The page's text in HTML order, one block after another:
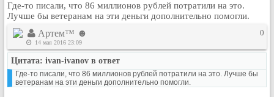
Где-то писали, что 86 миллионов рублей потратили на это.
Лучше бы ветеранам на эти деньги дополнительно помогли.
Артем™ ☻
14 мая 2016 23:09
0
Цитата: ivan-ivanov в ответ
Где-то писали, что 86 миллионов рублей потратили на это. Лучше бы
ветеранам на эти деньги дополнительно помогли.